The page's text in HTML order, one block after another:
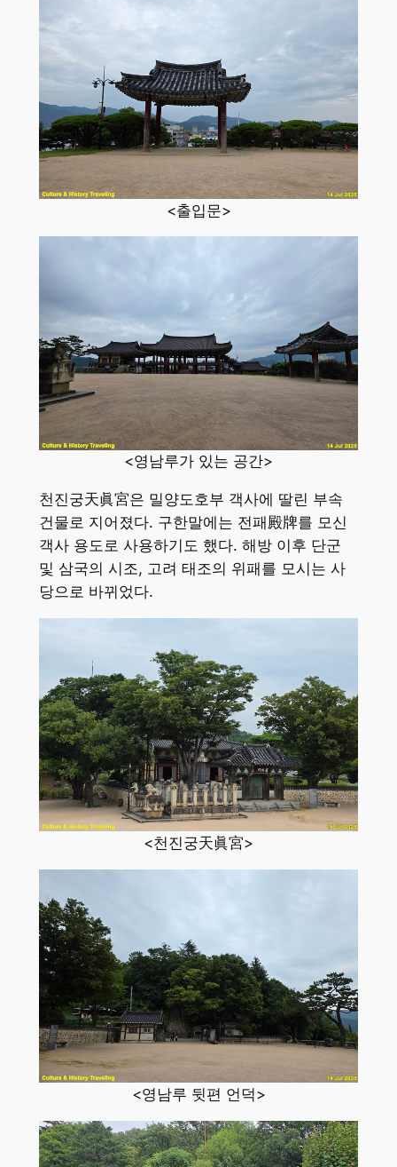
<출입문>
<영남루가 있는 공간>
천진궁天眞宮은 밀양도호부 객사에 딸린 부속
건물로 지어졌다. 구한말에는 전패殿牌를 모신
객사 용도로 사용하기도 했다. 해방 이후 단군
및 삼국의 시조, 고려 태조의 위패를 모시는 사
당으로 바뀌었다.
<천진궁天眞宮>
<영남루 뒷편 언덕>